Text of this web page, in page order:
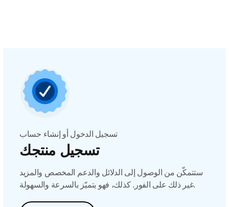
تسجيل الدخول أو إنشاء حساب
تسجيل منتجك
ستتمكّن من الوصول إلى الدلائل والدعم المخصص والمزيد
غير ذلك على الفور. كذلك، فهو يتميّز بالسرعة والسهولة.